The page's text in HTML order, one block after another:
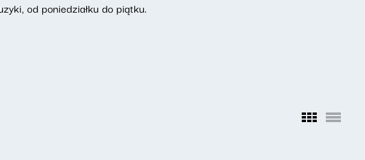
od poniedziałku do piątku.